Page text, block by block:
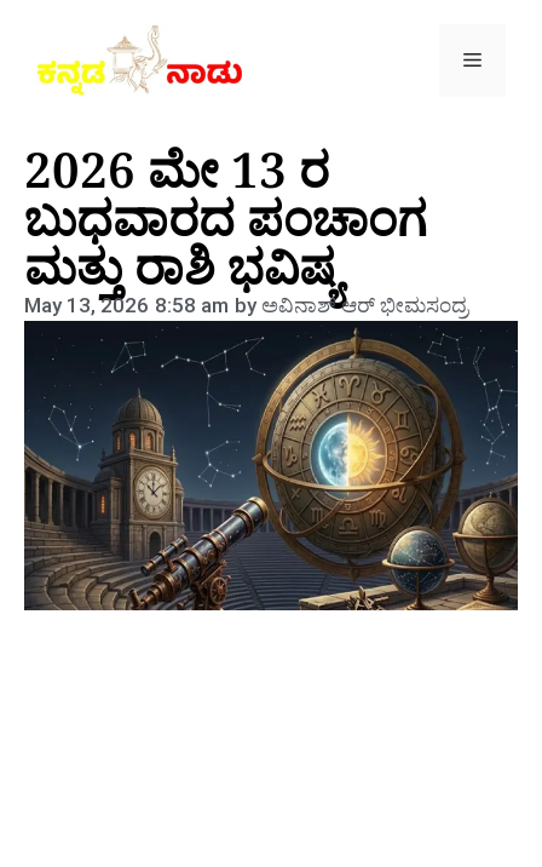
2026 ಮೇ 13 ರ
ಬುಧವಾರದ ಪಂಚಾಂಗ
ಮತ್ತು ರಾಶಿ ಭವಿಷ್ಯ
May 13, 2026 8:58 am byಅವಿನಾಶ್‌ ಆರ್‌ ಭೀಮಸಂದ್ರ